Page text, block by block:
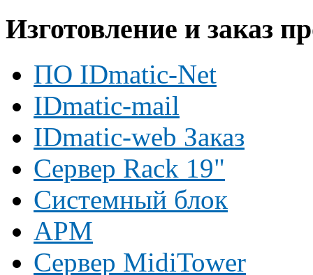
Изготовление и заказ
ПО IDmatic-Net
IDmatic-mail
IDmatic-web Заказ
Сервер Rack 19"
Системный блок
АРМ
Сервер MidiTower